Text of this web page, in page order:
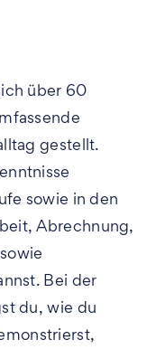
über 60
gestellt.
sowie in den
Abrechnung,
Bei der
du, wie du